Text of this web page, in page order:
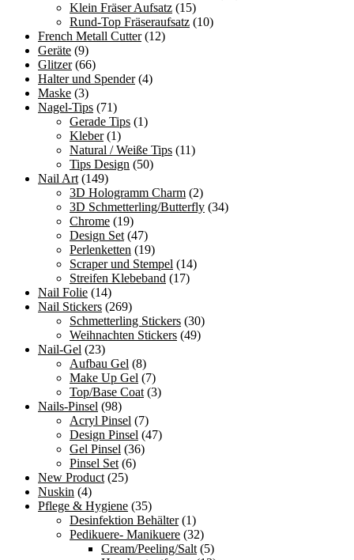
Klein Fräser Aufsatz (15)
Rund-Top Fräseraufsatz (10)
French Metall Cutter (12)
Geräte (9)
Glitzer (66)
Halter und Spender (4)
Maske (3)
Nagel-Tips (71)
Gerade Tips (1)
Kleber (1)
Natural / Weiße Tips (11)
Tips Design (50)
Nail Art (149)
3D Hologramm Charm (2)
3D Schmetterling/Butterfly (34)
Chrome (19)
Design Set (47)
Perlenketten (19)
Scraper und Stempel (14)
Streifen Klebeband (17)
Nail Folie (14)
Nail Stickers (269)
Schmetterling Stickers (30)
Weihnachten Stickers (49)
Nail-Gel (23)
Aufbau Gel (8)
Make Up Gel (7)
Top/Base Coat (3)
Nails-Pinsel (98)
Acryl Pinsel (7)
Design Pinsel (47)
Gel Pinsel (36)
Pinsel Set (6)
New Product (25)
Nuskin (4)
Pflege & Hygiene (35)
Desinfektion Behälter (1)
Pedikuere- Manikuere (32)
Cream/Peeling/Salt (5)